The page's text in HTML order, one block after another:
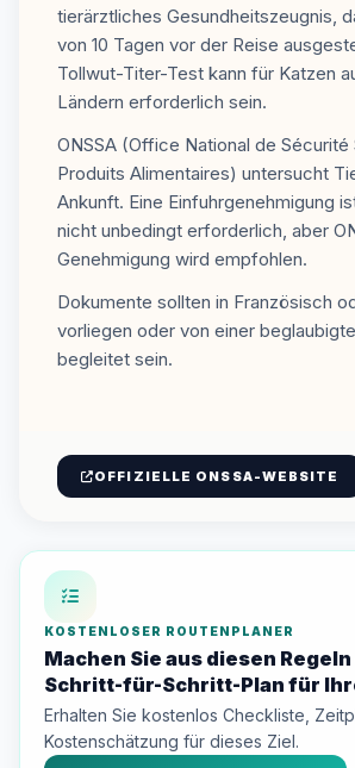
tierärztliches Gesundheitszeugnis,
von 10 Tagen vor der Reise
Tollwut-Titer-Test kann für Katzen
Ländern erforderlich sein.
ONSSA (Office National de Sécurité
Produits Alimentaires) untersucht
Ankunft. Eine Einfuhrgenehmigung
nicht unbedingt erforderlich, aber
Genehmigung wird empfohlen.
Dokumente sollten in Französisch
vorliegen oder von einer
begleitet sein.
OFFIZIELLE ONSSA-WEBSITE
KOSTENLOSER ROUTENPLANER
Machen Sie aus diesen
Schritt-für-Schritt-Plan für
Erhalten Sie kostenlos Checkliste,
Kostenschätzung für dieses Ziel.